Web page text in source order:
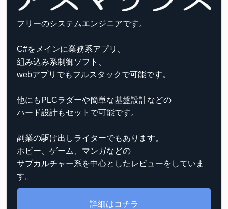
フリーのシステムエンジニアです。
C#をメインに業務系アプリ、
組み込み系制御ソフト、
webアプリでもフルスタックで可能です。
他にもPLCラダーや簡単な基盤設計などの
ハード設計もセットで可能です。
副業の駆け出しライターでもあります。
ホビー、ゲーム、マンガなどの
サブカルチャー系を中心としたレビューをしていま
す。
詳細はコチラ